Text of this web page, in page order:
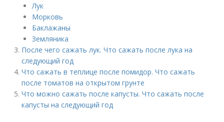
Лук
Морковь
Баклажаны
Земляника
После чего сажать лук. Что сажать после лука на
следующий год
Что сажать в теплице после помидор. Что сажать
после томатов на открытом грунте
Что можно сажать после капусты. Что сажать после
капусты на следующий год